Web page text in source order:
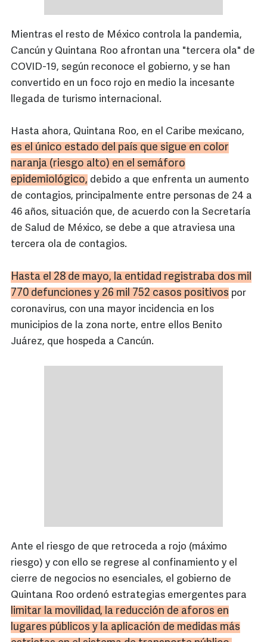
Mientras el resto de México controla la pandemia,
Cancún y Quintana Roo afrontan una "tercera ola" de
COVID-19, según reconoce el gobierno, y se han
convertido en un foco rojo en medio la incesante
llegada de turismo internacional.
Hasta ahora, Quintana Roo, en el Caribe mexicano,
es el único estado del país que sigue en color
naranja (riesgo alto) en el semáforo
epidemiológico, debido a que enfrenta un aumento
de contagios, principalmente entre personas de 24 a
46 años, situación que, de acuerdo con la Secretaría
de Salud de México, se debe a que atraviesa una
tercera ola de contagios.
Hasta el 28 de mayo, la entidad registraba dos mil
770 defunciones y 26 mil 752 casos positivos por
coronavirus, con una mayor incidencia en los
municipios de la zona norte, entre ellos Benito
Juárez, que hospeda a Cancún.
Ante el riesgo de que retroceda a rojo (máximo
riesgo) y con ello se regrese al confinamiento y el
cierre de negocios no esenciales, el gobierno de
Quintana Roo ordenó estrategias emergentes para
limitar la movilidad, la reducción de aforos en
lugares públicos y la aplicación de medidas más